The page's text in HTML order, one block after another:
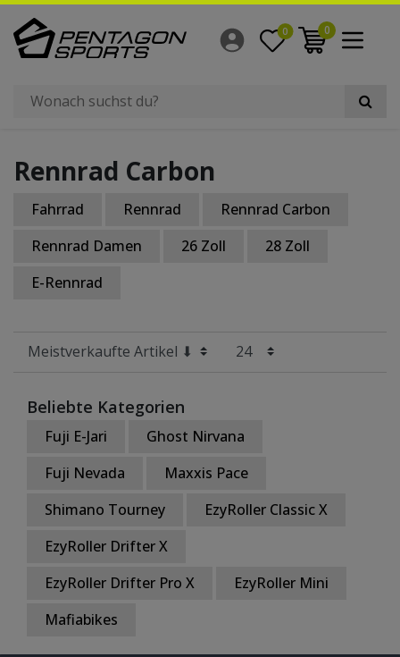
0 0
Filter
×
Rennrad Carbon
Fahrrad Rennrad
Rennrad Carbon
Rennrad Damen
26 Zoll
28 Zoll
E-Rennrad
Beliebte Kategorien
Fuji E-Jari
Ghost Nirvana
Fuji Nevada
Maxxis Pace
Shimano Tourney
EzyRoller Classic X
EzyRoller Drifter X
EzyRoller Drifter Pro X
EzyRoller Mini
Mafiabikes